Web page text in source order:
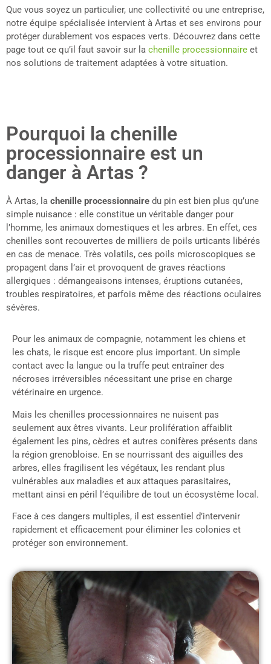
Que vous soyez un particulier, une collectivité ou une entreprise,
notre équipe spécialisée intervient à Artas et ses environs pour
protéger durablement vos espaces verts. Découvrez dans cette
page tout ce qu’il faut savoir sur la chenille processionnaire et
nos solutions de traitement adaptées à votre situation.
Pourquoi la chenille
processionnaire est un
danger à Artas ?
À Artas, la chenille processionnaire du pin est bien plus qu’une
simple nuisance : elle constitue un véritable danger pour
l’homme, les animaux domestiques et les arbres. En effet, ces
chenilles sont recouvertes de milliers de poils urticants libérés
en cas de menace. Très volatils, ces poils microscopiques se
propagent dans l’air et provoquent de graves réactions
allergiques : démangeaisons intenses, éruptions cutanées,
troubles respiratoires, et parfois même des réactions oculaires
sévères.
Pour les animaux de compagnie, notamment les chiens et
les chats, le risque est encore plus important. Un simple
contact avec la langue ou la truffe peut entraîner des
nécroses irréversibles nécessitant une prise en charge
vétérinaire en urgence.
Mais les chenilles processionnaires ne nuisent pas
seulement aux êtres vivants. Leur prolifération affaiblit
également les pins, cèdres et autres conifères présents dans
la région grenobloise. En se nourrissant des aiguilles des
arbres, elles fragilisent les végétaux, les rendant plus
vulnérables aux maladies et aux attaques parasitaires,
mettant ainsi en péril l’équilibre de tout un écosystème local.
Face à ces dangers multiples, il est essentiel d’intervenir
rapidement et efficacement pour éliminer les colonies et
protéger son environnement.